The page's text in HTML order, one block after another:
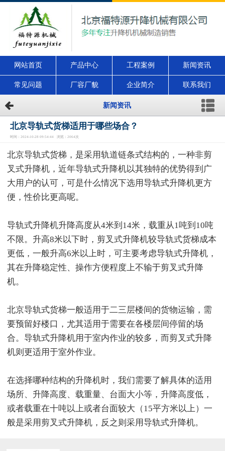
网站首页 产品中心 工程案例 新闻资讯
常见问题 厂容厂貌 企业简介 联系我们
新闻资讯
北京导轨式货梯适用于哪些场合？
时间：2024-10-28 09:54:44 浏览：2064次
北京导轨式货梯，是采用轨道链条式结构的，一种非剪
叉式升降机，近年导轨式升降机以其独特的优势得到广
大用户的认可，可是什么情况下选用导轨式升降机更方
便，性价比更高呢。
导轨式升降机升降高度从4米到14米，载重从1吨到10吨
不限。升高8米以下时，剪叉式升降机较导轨式货梯成本
更低，一般升高6米以上时，可主要考虑导轨式升降机，
其在升降稳定性、操作方便程度上不输于剪叉式升降
机。
北京导轨式货梯一般适用于二三层楼间的货物运输，需
要预留好楼口，尤其适用于需要在各楼层间停留的场
合。导轨式升降机用于室内作业的较多，而剪叉式升降
机则更适用于室外作业。
在选择哪种结构的升降机时，我们需要了解具体的适用
场所、升降高度、载重量、台面大小等，升降高度低，
或者载重在十吨以上或者台面较大（15平方米以上）一
般是采用剪叉式升降机，反之则采用导轨式升降机。